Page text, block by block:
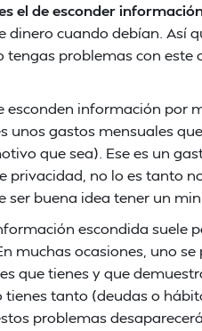
el de esconder
dinero cuando debían. Así
tengas problemas con este
esconden información por
unos gastos mensuales
que sea). Ese es un
privacidad, no lo es tanto
ser buena idea tener un
escondida suele
muchas ocasiones, uno
que tienes y que
tanto (deudas o
problemas